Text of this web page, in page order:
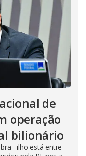
de
operação
bilionário
Filho está entre